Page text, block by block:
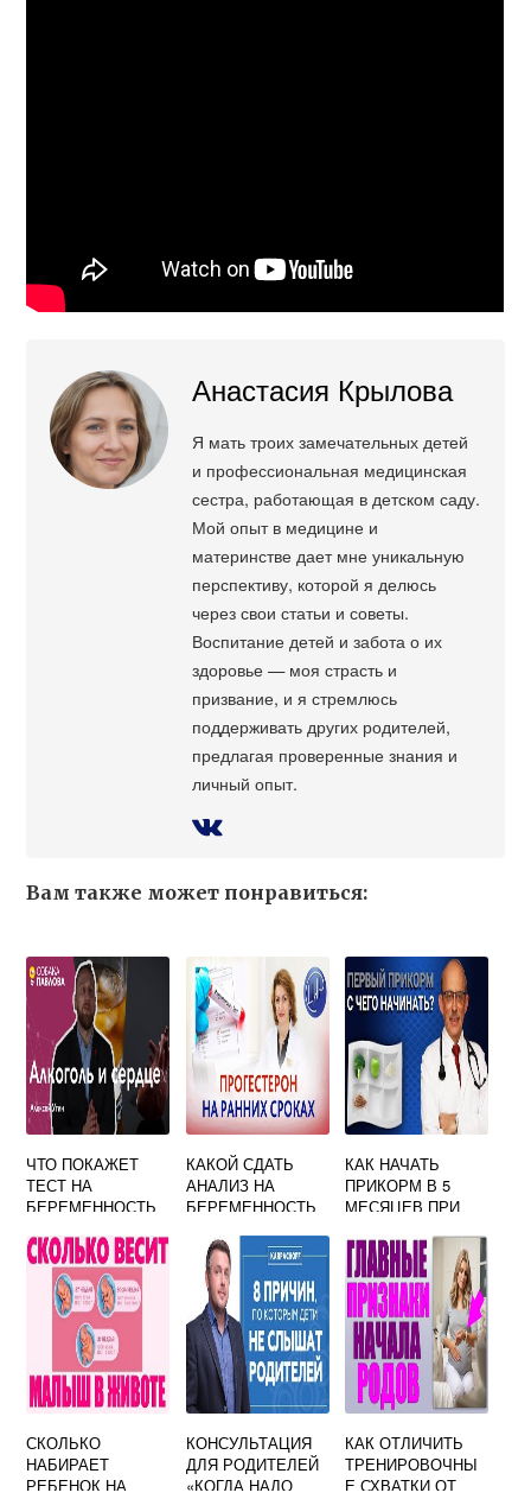
Анастасия Крылова
Я мать троих замечательных детей
и профессиональная медицинская
сестра, работающая в детском саду.
Мой опыт в медицине и
материнстве дает мне уникальную
перспективу, которой я делюсь
через свои статьи и советы.
Воспитание детей и забота о их
здоровье — моя страсть и
призвание, и я стремлюсь
поддерживать других родителей,
предлагая проверенные знания и
личный опыт.
Вам также может понравиться:
ЧТО ПОКАЖЕТ
ТЕСТ НА
БЕРЕМЕННОСТЬ
КАКОЙ СДАТЬ
АНАЛИЗ НА
БЕРЕМЕННОСТЬ
КАК НАЧАТЬ
ПРИКОРМ В 5
МЕСЯЦЕВ ПРИ
ВСКАРМЛИВАНИИ
СКОЛЬКО
НАБИРАЕТ
РЕБЕНОК НА
КОНСУЛЬТАЦИЯ
ДЛЯ РОДИТЕЛЕЙ
«КОГДА НАДО
КАК ОТЛИЧИТЬ
ТРЕНИРОВОЧНЫ
Е СХВАТКИ ОТ